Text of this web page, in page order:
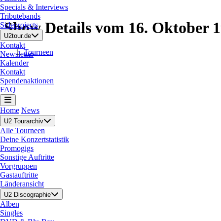
Specials & Interviews
Tributebands
Sideprojects
U2tour.de
Kontakt
Newsletter
Kalender
Kontakt
Spendenaktionen
FAQ
Home News
U2 Tourarchiv
Alle Tourneen
Deine Konzertstatistik
Promogigs
Sonstige Auftritte
Vorgruppen
Gastauftritte
Länderansicht
U2 Discographie
Alben
Singles
Show Details vom 16. Oktober
Tourneen